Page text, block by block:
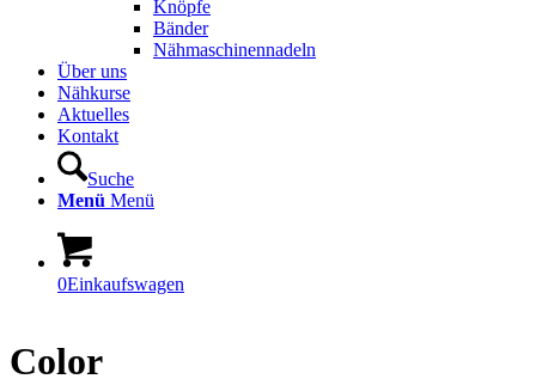
Knöpfe
Bänder
Nähmaschinennadeln
Über uns
Nähkurse
Aktuelles
Kontakt
Suche
Menü Menü
0Einkaufswagen
Color